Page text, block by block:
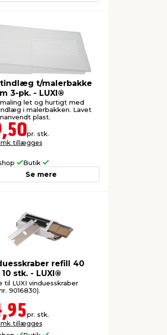
t/malerbakke
3-pk. - LUXI®
let og hurtigt med
i malerbakken. Lavet
plast.
pr. stk.
tillægges
Butik
Se mere
refill 40
stk. - LUXI®
til LUXI vinduesskraber
9016830).
pr. stk.
tillægges